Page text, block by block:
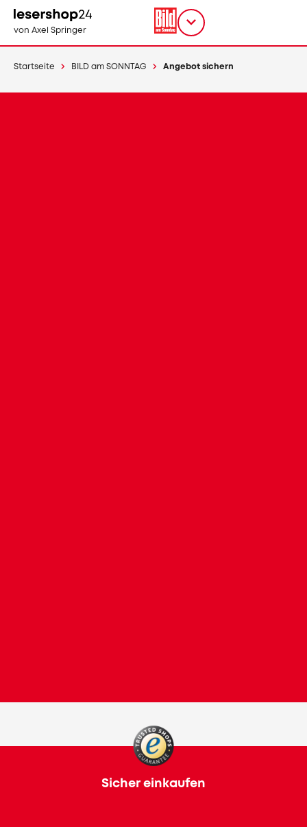
zum
Inhalt
von Axel Springer
Titel
Startseite BILD am SONNTAG Angebot sichern
Sicher einkaufen